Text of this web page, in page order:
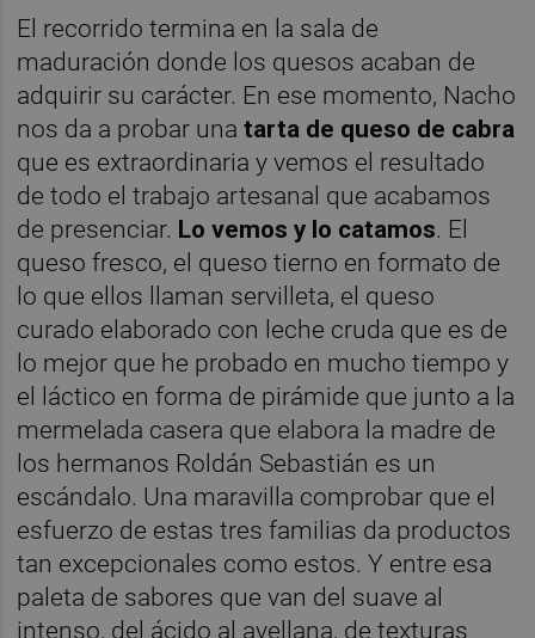
El recorrido termina en la sala de
maduración donde los quesos acaban de
adquirir su carácter. En ese momento, Nacho
nos da a probar unatarta de queso de cabra
que es extraordinaria y vemos el resultado
de todo el trabajo artesanal que acabamos
de presenciar. Lo vemos y lo catamos. El
queso fresco, el queso tierno en formato de
lo que ellos llaman servilleta, el queso
curado elaborado con leche cruda que es de
lo mejor que he probado en mucho tiempo y
el láctico en forma de pirámide que junto a la
mermelada casera que elabora la madre de
los hermanos Roldán Sebastián es un
escándalo. Una maravilla comprobar que el
esfuerzo de estas tres familias da productos
tan excepcionales como estos. Y entre esa
paleta de sabores que van del suave al
intenso, del ácido al avellana, de texturas